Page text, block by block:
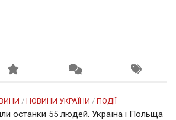
/ НОВИНИ УКРАЇНИ / ПОДІЇ
останки 55 людей. Україна і Польща